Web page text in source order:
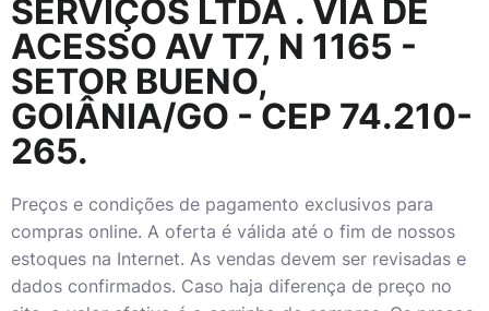
SERVIÇOS LTDA . VIA DE
ACESSO AV T7, N 1165 -
SETOR BUENO,
GOIÂNIA/GO - CEP 74.210-
265.
Preços e condições de pagamento exclusivos para
compras online. A oferta é válida até o fim de nossos
estoques na Internet. As vendas devem ser revisadas e
dados confirmados. Caso haja diferença de preço no